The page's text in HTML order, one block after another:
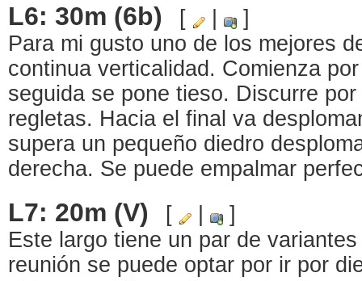
L6: 30m (6b) [
]
Para mi gusto uno de los mejores
continua verticalidad. Comienza
seguida se pone tieso. Discurre
regletas. Hacia el final va
supera un pequeño diedro
derecha. Se puede empalmar
L7: 20m (V) [
]
Este largo tiene un par de
reunión se puede optar por ir por